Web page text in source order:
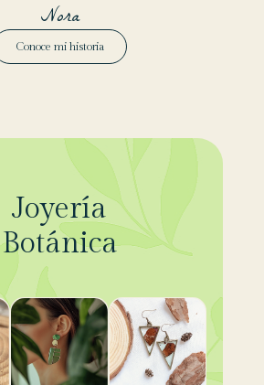
Nora
Conoce mi historia
Joyería
Botánica